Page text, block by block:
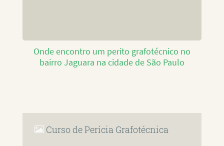
Onde encontro um perito grafotécnico no
bairro Jaguara na cidade de São Paulo
Curso de Perícia Grafotécnica